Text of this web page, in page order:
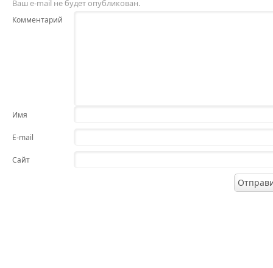
Ваш e-mail не будет опубликован.
Комментарий
Имя
E-mail
Сайт